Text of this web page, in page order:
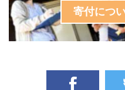
寄付につ